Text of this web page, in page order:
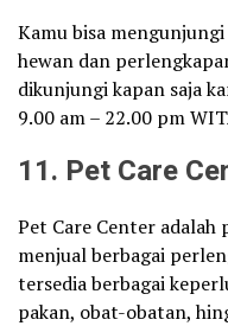
Kamu bisa
hewan dan
dikunjungi kapan saja
9.00 am – 22.00 pm
11. Pet Care
Pet Care Center adalah
menjual berbagai
tersedia berbagai
pakan, obat-obatan,